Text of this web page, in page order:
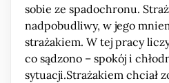
sobie ze spadochronu.
nadpobudliwy, w jego
strażakiem. W tej pracy
co sądzono – spokój i
sytuacji.Strażakiem chciał